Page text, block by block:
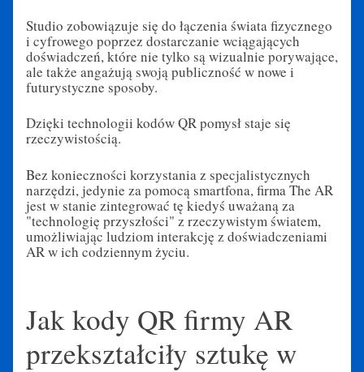
Studio zobowiązuje się do łączenia świata fizycznego
i cyfrowego poprzez dostarczanie wciągających
doświadczeń, które nie tylko są wizualnie porywające,
ale także angażują swoją publiczność w nowe i
futurystyczne sposoby.
Dzięki technologii kodów QR pomysł staje się
rzeczywistością.
Bez konieczności korzystania z specjalistycznych
narzędzi, jedynie za pomocą smartfona, firma The AR
jest w stanie zintegrować tę kiedyś uważaną za
"technologię przyszłości" z rzeczywistym światem,
umożliwiając ludziom interakcję z doświadczeniami
AR w ich codziennym życiu.
Jak kody QR firmy AR
przekształciły sztukę w